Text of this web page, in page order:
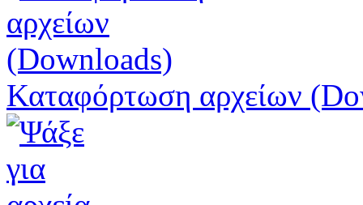
Καταφόρτωση αρχείων